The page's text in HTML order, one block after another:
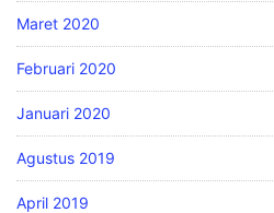
Maret 2020
Februari 2020
Januari 2020
Agustus 2019
April 2019